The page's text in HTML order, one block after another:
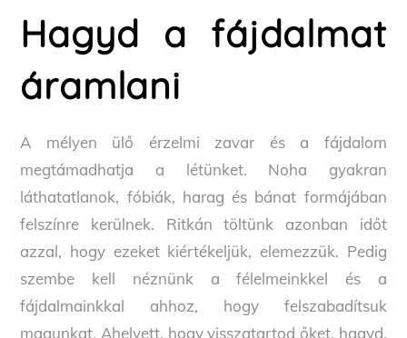
Hagyd a fájdalmat
áramlani
A mélyen ülő érzelmi zavar és a fájdalom
megtámadhatja a létünket. Noha gyakran
láthatatlanok, fóbiák, harag és bánat formájában
felszínre kerülnek. Ritkán töltünk azonban időt
azzal, hogy ezeket kiértékeljük, elemezzük. Pedig
szembe kell néznünk a félelmeinkkel és a
fájdalmainkkal ahhoz, hogy felszabadítsuk
magunkat. Ahelyett, hogy visszatartod őket, hagyd,